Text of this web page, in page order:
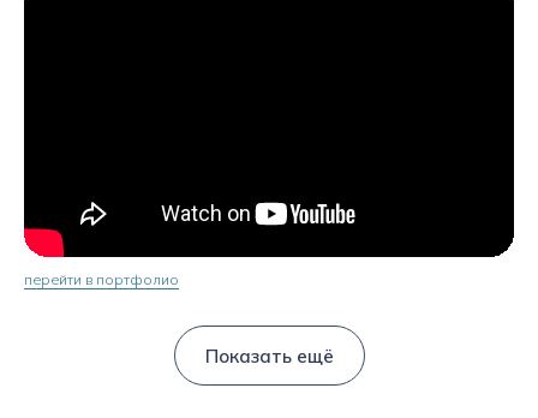
перейти в портфолио
Показать ещё